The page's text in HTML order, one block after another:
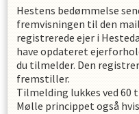
Hestens bedømmelse
fremvisningen til den
registrerede ejer i
have opdateret
du tilmelder. Den
fremstiller.
Tilmelding lukkes ved
Mølle princippet også